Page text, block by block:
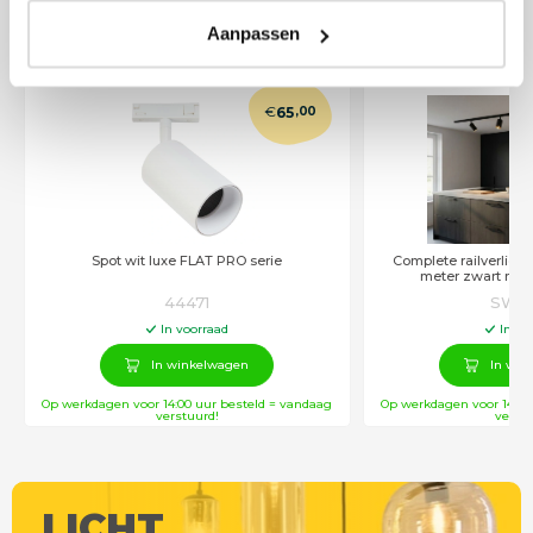
Aanpassen
Alle producten uit deze serie
Spot wit luxe FLAT PRO serie
€65,00
44471
In voorraad
In winkelwagen
Op werkdagen voor 14:00 uur besteld = vandaag
verstuurd!
Complete
meter zwart
In
In
Op werkdagen voor